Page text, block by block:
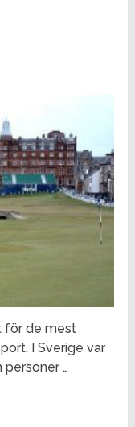
för de mest
I Sverige var
personer …